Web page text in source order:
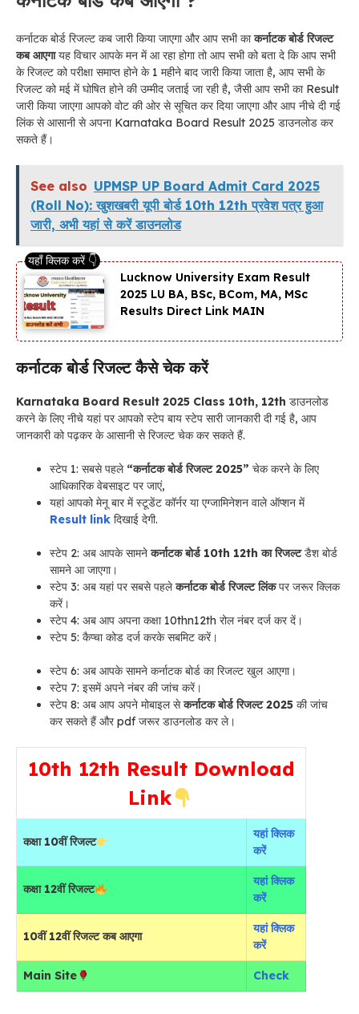
कर्नाटक बोर्ड रिजल्ट कब जारी किया जाएगा और आप सभी काकर्नाटक बोर्ड रिजल्ट
कब आएगायह विचार आपके मन में आ रहा होगा तो आप सभी को बता दे कि आप सभी
के रिजल्ट को परीक्षा समाप्त होने के 1 महीने बाद जारी किया जाता है, आप सभी के
रिजल्ट को मई में घोषित होने की उम्मीद जताई जा रही है, जैसी आप सभी का Result
जारी किया जाएगा आपको वोट की ओर से सूचित कर दिया जाएगा और आप नीचे दी गई
लिंक से आसानी से अपना Karnataka Board Result 2025 डाउनलोड कर
सकते हैं।
See also UPMSP UP Board Admit Card 2025
(Roll No): खुशखबरी यूपी बोर्ड 10th 12th प्रवेश पत्र हुआ
जारी, अभी यहां से करें डाउनलोड
Lucknow University Exam Result
2025 LU BA, BSc, BCom, MA, MSc
Results Direct Link MAIN
कर्नाटक बोर्ड रिजल्ट कैसे चेक करें
Karnataka Board Result 2025 Class 10th, 12th डाउनलोड
करने के लिए नीचे यहां पर आपको स्टेप बाय स्टेप सारी जानकारी दी गई है, आप
जानकारी को पढ़कर के आसानी से रिजल्ट चेक कर सकते हैं.
स्टेप 1: सबसे पहले “कर्नाटक बोर्ड रिजल्ट 2025” चेक करने के लिए
आधिकारिक वेबसाइट पर जाएं,
यहां आपको मेनू बार में स्टूडेंट कॉर्नर या एग्जामिनेशन वाले ऑप्शन में
Result link दिखाई देगी.
स्टेप 2: अब आपके सामनेकर्नाटक बोर्ड 10th 12th का रिजल्टडैश बोर्ड
सामने आ जाएगा।
स्टेप 3: अब यहां पर सबसे पहलेकर्नाटक बोर्ड रिजल्ट लिंकपर जरूर क्लिक
करें।
स्टेप 4: अब आप अपना कक्षा 10thn12th रोल नंबर दर्ज कर दें।
स्टेप 5: कैप्चा कोड दर्ज करके सबमिट करें।
स्टेप 6: अब आपके सामने कर्नाटक बोर्ड का रिजल्ट खुल आएगा।
स्टेप 7: इसमें अपने नंबर की जांच करें।
स्टेप 8: अब आप अपने मोबाइल सेकर्नाटक बोर्ड रिजल्ट 2025 की जांच
कर सकते हैं और pdf जरूर डाउनलोड कर ले।
10th 12th Result Download
Link
कक्षा 10वीं रिजल्ट
यहां क्लिक
करें
कक्षा 12वीं रिजल्ट
यहां क्लिक
करें
10वीं 12वीं रिजल्ट कब आएगा
यहां क्लिक
करें
Main Site Check